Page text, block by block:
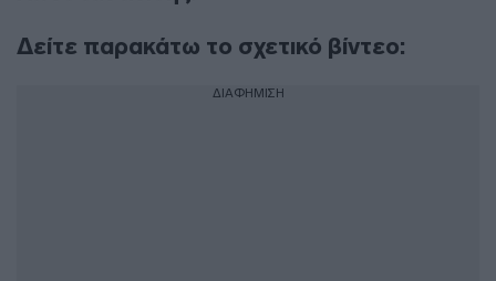
Δείτε παρακάτω το σχετικό βίντεο:
ΔΙΑΦΗΜΙΣΗ